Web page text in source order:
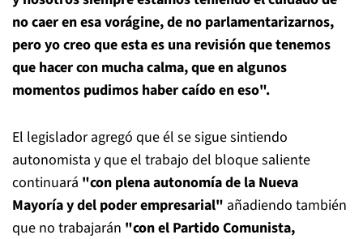
no caer en esa vorágine, de no parlamentarizarnos,
pero yo creo que esta es una revisión que tenemos
que hacer con mucha calma, que en algunos
momentos pudimos haber caído en eso".
El legislador agregó que él se sigue sintiendo
autonomista y que el trabajo del bloque saliente
continuará "con plena autonomía de la Nueva
Mayoría y del poder empresarial" añadiendo también
que no trabajarán "con el Partido Comunista,